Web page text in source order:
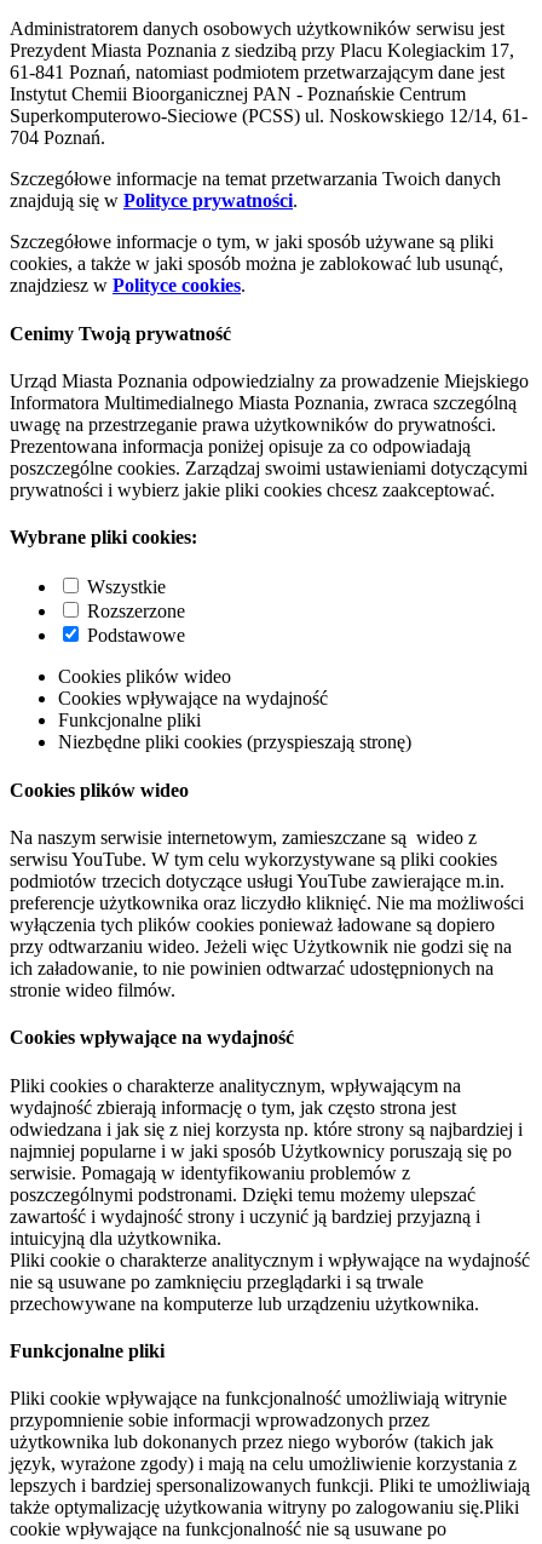
Administratorem danych osobowych użytkowników serwisu jest
Prezydent Miasta Poznania z siedzibą przy Placu Kolegiackim 17,
61-841 Poznań, natomiast podmiotem przetwarzającym dane jest
Instytut Chemii Bioorganicznej PAN - Poznańskie Centrum
Superkomputerowo-Sieciowe (PCSS) ul. Noskowskiego 12/14, 61-
704 Poznań.
Szczegółowe informacje na temat przetwarzania Twoich danych
znajdują się w Polityce prywatności.
Szczegółowe informacje o tym, w jaki sposób używane są pliki
cookies, a także w jaki sposób można je zablokować lub usunąć,
znajdziesz w Polityce cookies.
Cenimy Twoją prywatność
Urząd Miasta Poznania odpowiedzialny za prowadzenie Miejskiego
Informatora Multimedialnego Miasta Poznania, zwraca szczególną
uwagę na przestrzeganie prawa użytkowników do prywatności.
Prezentowana informacja poniżej opisuje za co odpowiadają
poszczególne cookies. Zarządzaj swoimi ustawieniami dotyczącymi
prywatności i wybierz jakie pliki cookies chcesz zaakceptować.
Wybrane pliki cookies:
Wszystkie
Rozszerzone
Podstawowe
Cookies plików wideo
Cookies wpływające na wydajność
Funkcjonalne pliki
Niezbędne pliki cookies (przyspieszają stronę)
Cookies plików wideo
Na naszym serwisie internetowym, zamieszczane są wideo z
serwisu YouTube. W tym celu wykorzystywane są pliki cookies
podmiotów trzecich dotyczące usługi YouTube zawierające m.in.
preferencje użytkownika oraz liczydło kliknięć. Nie ma możliwości
wyłączenia tych plików cookies ponieważ ładowane są dopiero
przy odtwarzaniu wideo. Jeżeli więc Użytkownik nie godzi się na
ich załadowanie, to nie powinien odtwarzać udostępnionych na
stronie wideo filmów.
Cookies wpływające na wydajność
Pliki cookies o charakterze analitycznym, wpływającym na
wydajność zbierają informację o tym, jak często strona jest
odwiedzana i jak się z niej korzysta np. które strony są najbardziej i
najmniej popularne i w jaki sposób Użytkownicy poruszają się po
serwisie. Pomagają w identyfikowaniu problemów z
poszczególnymi podstronami. Dzięki temu możemy ulepszać
zawartość i wydajność strony i uczynić ją bardziej przyjazną i
intuicyjną dla użytkownika.
Pliki cookie o charakterze analitycznym i wpływające na wydajność
nie są usuwane po zamknięciu przeglądarki i są trwale
przechowywane na komputerze lub urządzeniu użytkownika.
Funkcjonalne pliki
Pliki cookie wpływające na funkcjonalność umożliwiają witrynie
przypomnienie sobie informacji wprowadzonych przez
użytkownika lub dokonanych przez niego wyborów (takich jak
język, wyrażone zgody) i mają na celu umożliwienie korzystania z
lepszych i bardziej spersonalizowanych funkcji. Pliki te umożliwiają
także optymalizację użytkowania witryny po zalogowaniu się.Pliki
cookie wpływające na funkcjonalność nie są usuwane po